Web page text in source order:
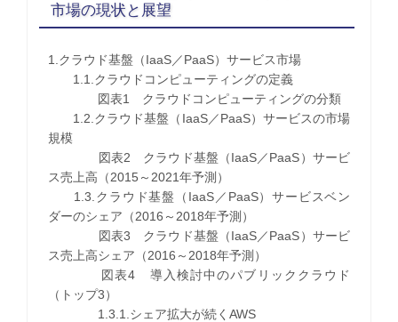
市場の現状と展望
1.クラウド基盤（IaaS／PaaS）サービス市場
1.1.クラウドコンピューティングの定義
図表1 クラウドコンピューティングの分類
1.2.クラウド基盤（IaaS／PaaS）サービスの市場
規模
図表2 クラウド基盤（IaaS／PaaS）サービ
ス売上高（2015～2021年予測）
1.3.クラウド基盤（IaaS／PaaS）サービスベン
ダーのシェア（2016～2018年予測）
図表3 クラウド基盤（IaaS／PaaS）サービ
ス売上高シェア（2016～2018年予測）
図表4 導入検討中のパブリッククラウド
（トップ3）
1.3.1.シェア拡大が続くAWS